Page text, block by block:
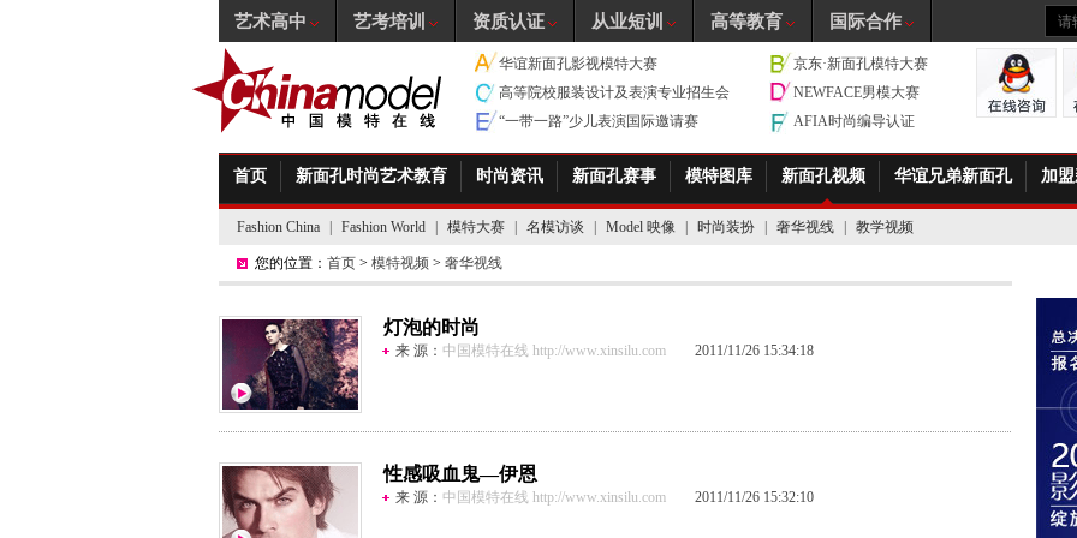
华谊新面孔影视模特大赛
京东·新面孔模特大赛
高等院校服装设计及表演专业招生会
NEWFACE男模大赛
“一带一路”少儿表演国际邀请赛
AFIA时尚编导认证
首页 新面孔时尚艺术教育 时尚资讯 新面孔赛事 模特图库 新面孔视频 华谊兄弟新面孔 加
Fashion China Fashion World 模特大赛 名模访谈 Model 映像 时尚装扮 奢华视线 教学视频
您的位置： 首页 > 模特视频 > 奢华视线
灯泡的时尚
来 源： 中国模特在线 http://www.xinsilu.com 2011/11/26 15:34:18
性感吸血鬼—伊恩
来 源： 中国模特在线 http://www.xinsilu.com 2011/11/26 15:32:10
艺术高中 艺考培训 资质认证 从业短训 高等教育 国际合作